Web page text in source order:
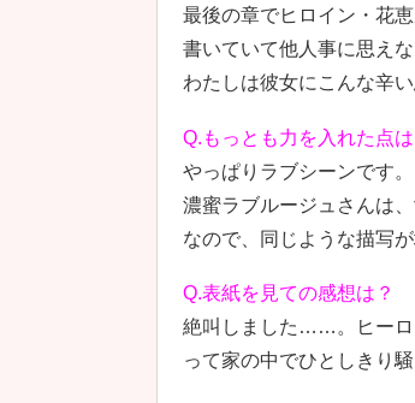
最後の章でヒロイン・花
書いていて他人事に思え
わたしは彼女にこんな辛
Q.もっとも力を入れた点
やっぱりラブシーンです。
濃蜜ラブルージュさんは
なので、同じような描写
Q.表紙を見ての感想は？
絶叫しました……。ヒーロ
って家の中でひとしきり